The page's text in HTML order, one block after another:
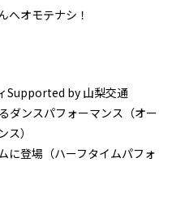
へオモテナシ！
Supported by 山梨交通
ダンスパフォーマンス（オー
）
に登場（ハーフタイムパフォ